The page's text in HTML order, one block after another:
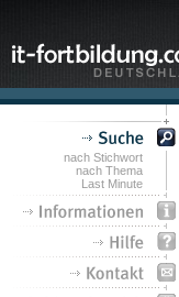
nach Stichwort
nach Thema
Last Minute